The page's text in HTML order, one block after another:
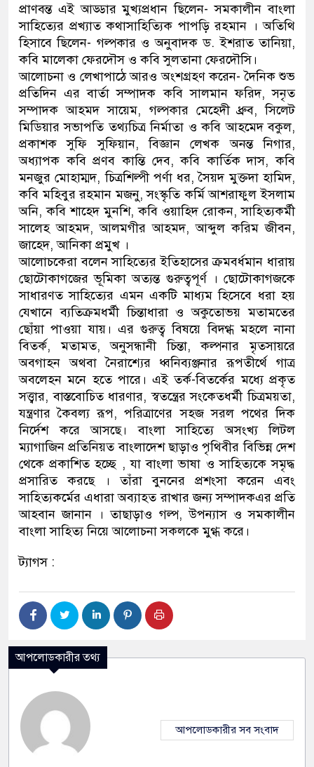
প্রাণবন্ত এই আড্ডার মুখ্যপ্রধান ছিলেন- সমকালীন বাংলা
সাহিত্যের প্রখ্যাত কথাসাহিত্যিক পাপড়ি রহমান । অতিথি
হিসাবে ছিলেন- গল্পকার ও অনুবাদক ড. ইশরাত তানিয়া,
কবি মালেকা ফেরদৌস ও কবি সুলতানা ফেরদৌসি।
আলোচনা ও লেখাপাঠে আরও অংশগ্রহণ করেন- দৈনিক শুভ
প্রতিদিন এর বার্তা সম্পাদক কবি সালমান ফরিদ, সনৃত
সম্পাদক আহমদ সায়েম, গল্পকার মেহেদী ধ্রুব, সিলেট
মিডিয়ার সভাপতি তথ্যচিত্র নির্মাতা ও কবি আহমেদ বকুল,
প্রকাশক সুফি সুফিয়ান, বিজ্ঞান লেখক অনন্ত নিগার,
অধ্যাপক কবি প্রণব কান্তি দেব, কবি কার্তিক দাস, কবি
মনজুর মোহাম্মদ, চিত্রশিল্পী পর্ণা ধর, সৈয়দ মুক্তদা হামিদ,
কবি মহিবুর রহমান মজনু, সংস্কৃতি কর্মি আশরাফুল ইসলাম
অনি, কবি শাহেদ মুনশি, কবি ওয়াহিদ রোকন, সাহিত্যকর্মী
সালেহ আহমদ, আলমগীর আহমদ, আব্দুল করিম জীবন,
জাহেদ, আনিকা প্রমুখ ।
আলোচকেরা বলেন সাহিত্যের ইতিহাসের ক্রমবর্ধমান ধারায়
ছোটোকাগজের ভূমিকা অত্যন্ত গুরুত্বপূর্ণ । ছোটোকাগজকে
সাধারণত সাহিত্যের এমন একটি মাধ্যম হিসেবে ধরা হয়
যেখানে ব্যতিক্রমধর্মী চিন্তাধারা ও অকুতোভয় মতামতের
ছোঁয়া পাওয়া যায়। এর গুরুত্ব বিষয়ে বিদগ্ধ মহলে নানা
বিতর্ক, মতামত, অনুসন্ধানী চিন্তা, কল্পনার মৃতসায়রে
অবগাহন অথবা নৈরাশ্যের ধ্বনিব্যঞ্জনার রূপতীর্থে গাত্র
অবলেহন মনে হতে পারে। এই তর্ক-বিতর্কের মধ্যে প্রকৃত
সত্ত্বার, বাস্তবোচিত ধারণার, স্বতন্ত্রের সংকেতধর্মী চিত্রময়তা,
যন্ত্রণার কৈবল্য রূপ, পরিত্রাণের সহজ সরল পথের দিক
নির্দেশ করে আসছে। বাংলা সাহিত্যে অসংখ্য লিটল
ম্যাগাজিন প্রতিনিয়ত বাংলাদেশ ছাড়াও পৃথিবীর বিভিন্ন দেশ
থেকে প্রকাশিত হচ্ছে , যা বাংলা ভাষা ও সাহিত্যকে সমৃদ্ধ
প্রসারিত করছে । তাঁরা বুননের প্রশংসা করেন এবং
সাহিত্যকর্মের এধারা অব্যাহত রাখার জন্য সম্পাদকএর প্রতি
আহবান জানান । তাছাড়াও গল্প, উপন্যাস ও সমকালীন
বাংলা সাহিত্য নিয়ে আলোচনা সকলকে মুগ্ধ করে।
ট্যাগস :
আপলোডকারীর তথ্য
আপলোডকারীর সব সংবাদ